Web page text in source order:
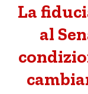
La
al